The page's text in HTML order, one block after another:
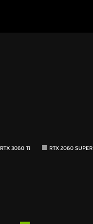
RTX 3060 Ti RTX 2060 SUPER